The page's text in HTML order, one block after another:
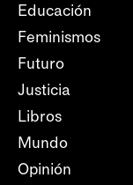
Educación
Feminismos
Futuro
Justicia
Libros
Mundo
Opinión